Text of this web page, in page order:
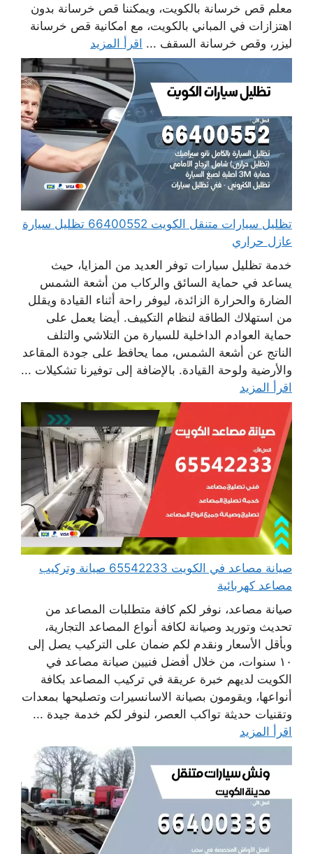
معلم قص خرسانة بالكويت، ويمكننا قص خرسانة بدون
اهتزازات في المباني بالكويت، مع امكانية قص خرسانة
ليزر، وقص خرسانة السقف ... اقرأ المزيد
تظليل سيارات متنقل الكويت 66400552 تظليل سيارة
عازل حراري
خدمة تظليل سيارات توفر العديد من المزايا، حيث
يساعد في حماية السائق والركاب من أشعة الشمس
الضارة والحرارة الزائدة، ليوفر راحة أثناء القيادة ويقلل
من استهلاك الطاقة لنظام التكييف. أيضا يعمل على
حماية العوادم الداخلية للسيارة من التلاشي والتلف
الناتج عن أشعة الشمس، مما يحافظ على جودة المقاعد
والأرضية ولوحة القيادة. بالإضافة إلى توفيرنا تشكيلات ...
اقرأ المزيد
صيانة مصاعد في الكويت 65542233 صيانة وتركيب
مصاعد كهربائية
صيانة مصاعد، نوفر لكم كافة متطلبات المصاعد من
تحديث وتوريد وصيانة لكافة أنواع المصاعد التجارية،
وبأقل الأسعار ونقدم لكم ضمان على التركيب يصل إلى
١٠ سنوات، من خلال أفضل فنيين صيانة مصاعد في
الكويت لديهم خبرة عريقة في تركيب المصاعد بكافة
أنواعها، ويقومون بصيانة الاسانسيرات وتصليحها بمعدات
وتقنيات حديثة تواكب العصر، لنوفر لكم خدمة جيدة ...
اقرأ المزيد